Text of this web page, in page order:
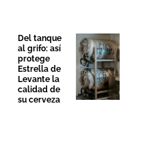
Del tanque
al grifo: así
protege
Estrella de
Levante la
calidad de
su cerveza